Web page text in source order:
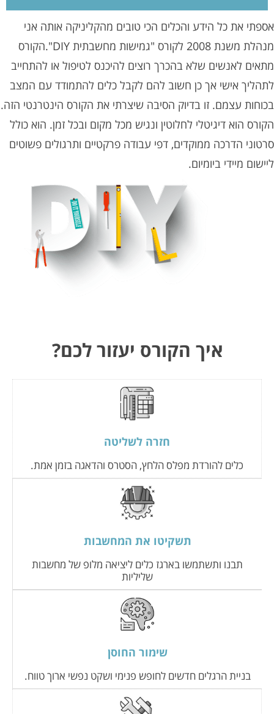
אספתי את כל הידע והכלים הכי טובים מהקליניקה אותה אני
מנהלת משנת 2008 לקורס "גמישות מחשבתית DIY".הקורס
מתאים לאנשים שלא בהכרך רוצים להיכנס לטיפול או להתחייב
לתהליך אישי אך כן חשוב להם לקבל כלים להתמודד עם המצב
בכוחות עצמם. זו בדיוק הסיבה שיצרתי את הקורס הינטרנטי הזה.
הקורס הוא דיגיטלי לחלוטין ונגיש מכל מקום ובכל זמן. הוא כולל
סרטוני הדרכה ממוקדים, דפי עבודה פרקטיים ותרגולים פשוטים
ליישום מיידי ביומיום.
איך הקורס יעזור לכם?
חזרה לשליטה
כלים להורדת מפלס הלחץ, הסטרס והדאגה בזמן אמת.
תשקיטו את המחשבות
תבנו ותשתמשו בארגז כלים ליציאה מלופ של מחשבות
שליליות
שימור החוסן
בניית הרגלים חדשים לחופש פנימי ושקט נפשי ארוך טווח.